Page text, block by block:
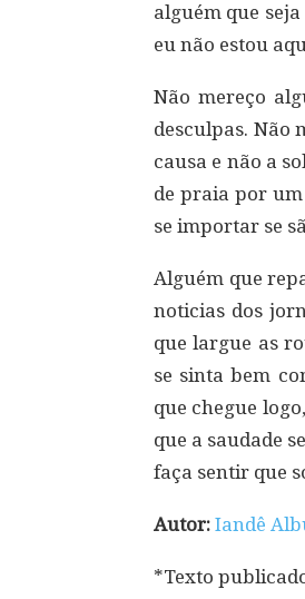
alguém que
eu não estou
Não mereço
desculpas. Não
causa e não a
de praia por um
se importar se
Alguém que
noticias dos
que largue as
se sinta bem
que chegue
que a saudade
faça sentir que
Autor: Iandê
*Texto